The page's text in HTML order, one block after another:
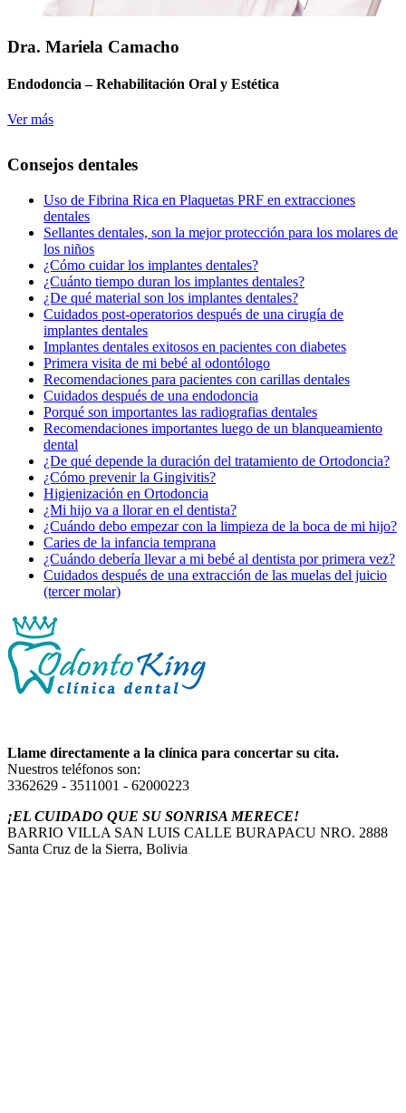
Dra. Mariela Camacho
Endodoncia – Rehabilitación Oral y Estética
Ver más
Consejos dentales
Uso de Fibrina Rica en Plaquetas PRF en extracciones
dentales
Sellantes dentales, son la mejor protección para los molares de
los niños
¿Cómo cuidar los implantes dentales?
¿Cuánto tiempo duran los implantes dentales?
¿De qué material son los implantes dentales?
Cuidados post-operatorios después de una cirugía de
implantes dentales
Implantes dentales exitosos en pacientes con diabetes
Primera visita de mi bebé al odontólogo
Recomendaciones para pacientes con carillas dentales
Cuidados después de una endodoncia
Porqué son importantes las radiografias dentales
Recomendaciones importantes luego de un blanqueamiento
dental
¿De qué depende la duración del tratamiento de Ortodoncia?
¿Cómo prevenir la Gingivitis?
Higienización en Ortodoncia
¿Mi hijo va a llorar en el dentista?
¿Cuándo debo empezar con la limpieza de la boca de mi hijo?
Caries de la infancia temprana
¿Cuándo debería llevar a mi bebé al dentista por primera vez?
Cuidados después de una extracción de las muelas del juicio
(tercer molar)
Llame directamente a la clínica para concertar su cita.
Nuestros teléfonos son:
3362629 - 3511001 - 62000223
¡EL CUIDADO QUE SU SONRISA MERECE!
BARRIO VILLA SAN LUIS CALLE BURAPACU NRO. 2888
Santa Cruz de la Sierra, Bolivia